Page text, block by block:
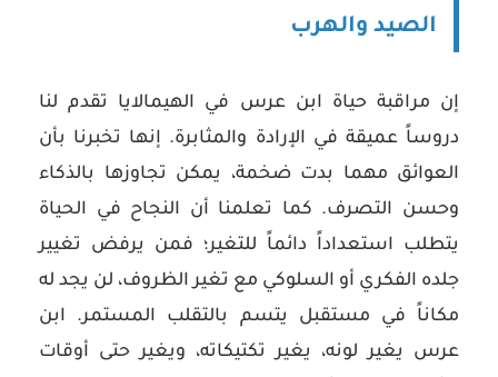
الصيد والهرب
إن مراقبة حياة ابن عرس في الهيمالايا تقدم لنا
دروساً عميقة في الإرادة والمثابرة. إنها تخبرنا بأن
العوائق مهما بدت ضخمة، يمكن تجاوزها بالذكاء
وحسن التصرف. كما تعلمنا أن النجاح في الحياة
يتطلب استعداداً دائماً للتغير؛ فمن يرفض تغيير
جلده الفكري أو السلوكي مع تغير الظروف، لن يجد له
مكاناً في مستقبل يتسم بالتقلب المستمر. ابن
عرس يغير لونه، يغير تكتيكاته، ويغير حتى أوقات